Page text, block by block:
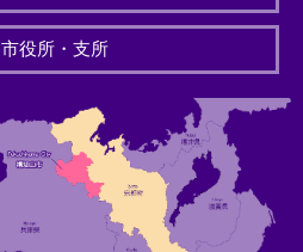
市役所・支所